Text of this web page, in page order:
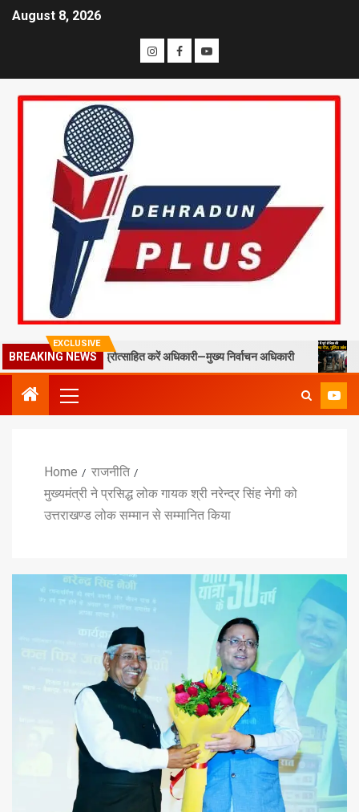
August 8, 2026
EXCLUSIVE
BREAKING NEWS
स्टाफ को प्रोत्साहित करें अधिकारी—मुख्य निर्वाचन अधिकारी मसूरी में
Home
राजनीति
मुख्यमंत्री ने प्रसिद्ध लोक गायक श्री नरेन्द्र सिंह नेगी को
उत्तराखण्ड लोक सम्मान से सम्मानित किया